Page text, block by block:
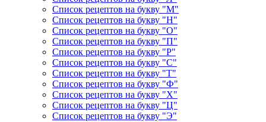
Список рецептов на букву "М"
Список рецептов на букву "Н"
Список рецептов на букву "О"
Список рецептов на букву "П"
Список рецептов на букву "Р"
Список рецептов на букву "С"
Список рецептов на букву "Т"
Список рецептов на букву "Ф"
Список рецептов на букву "Х"
Список рецептов на букву "Ц"
Список рецептов на букву "Э"